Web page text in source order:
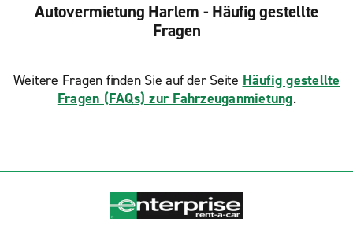
Autovermietung Harlem - Häufig gestellte
Fragen
Weitere Fragen finden Sie auf der Seite Häufig gestellte
Fragen (FAQs) zur Fahrzeuganmietung.